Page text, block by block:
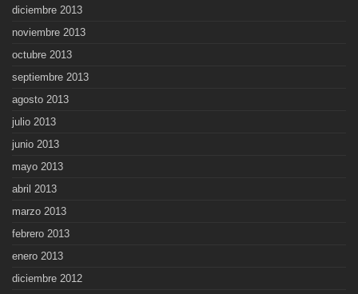
diciembre 2013
noviembre 2013
octubre 2013
septiembre 2013
agosto 2013
julio 2013
junio 2013
mayo 2013
abril 2013
marzo 2013
febrero 2013
enero 2013
diciembre 2012